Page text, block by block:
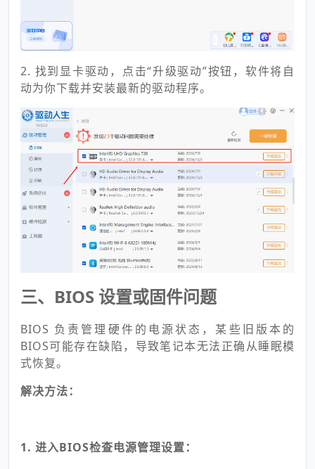
2. 找到显卡驱动，点击“升级驱动”按钮，软件将自
动为你下载并安装最新的驱动程序。
三、BIOS 设置或固件问题
BIOS 负责管理硬件的电源状态，某些旧版本的
BIOS可能存在缺陷，导致笔记本无法正确从睡眠模
式恢复。
解决方法：
1. 进入BIOS检查电源管理设置：